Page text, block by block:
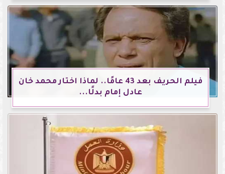
فيلم الحريف بعد 43 عامًا.. لماذا اختار محمد خان
عادل إمام بدلًا...